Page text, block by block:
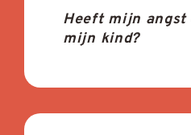
Heeft mijn angst
mijn kind?